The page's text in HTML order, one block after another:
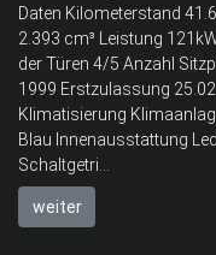
Daten Kilometerstand
2.393 cm³ Leistung
der Türen 4/5 Anzahl
1999 Erstzulassung
Klimatisierung
Blau Innenausstattung
Schaltgetri...
weiter